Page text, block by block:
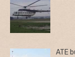
ATE